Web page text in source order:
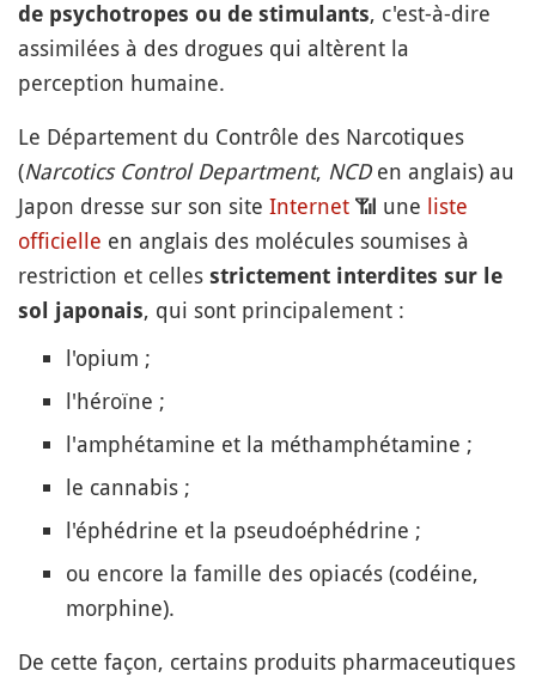
de psychotropes ou de stimulants, c'est-à-dire
assimilées à des drogues qui altèrent la
perception humaine.
Le Département du Contrôle des Narcotiques
(Narcotics Control Department, NCDen anglais) au
Japon dresse sur son site Internet 📶 une liste
officielle en anglais des molécules soumises à
restriction et celles strictement interdites sur le
sol japonais, qui sont principalement :
l'opium ;
l'héroïne ;
l'amphétamine et la méthamphétamine ;
le cannabis ;
l'éphédrine et la pseudoéphédrine ;
ou encore la famille des opiacés (codéine,
morphine).
De cette façon, certains produits pharmaceutiques